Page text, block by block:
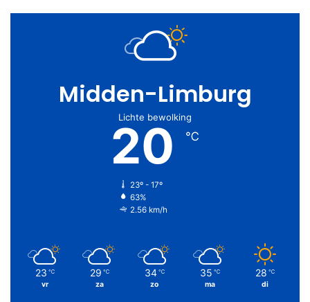
Midden-Limburg
Lichte bewolking
20 ℃
23º - 17º
63%
2.56 km/h
23 ℃
vr
29 ℃
za
34 ℃
zo
35 ℃
ma
28 ℃
di